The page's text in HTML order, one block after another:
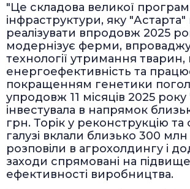
"Це складова великої
інфраструктури, яку
реалізувати впродовж 2025
модернізує ферми,
технології утримання тварин,
енергоефективність та
покращенням генетики
упродовж 11 місяців 2025
інвестувала в напрямок
грн. Торік у реконструкцію
галузі вклали близько 300 млн
розповіли в агрохолдингу і
заходи спрямовані на
ефективності виробництва.